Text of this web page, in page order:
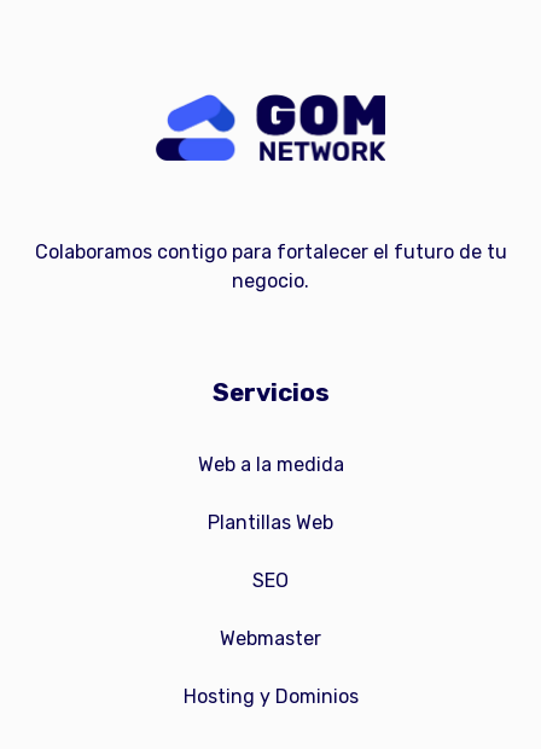
Colaboramos contigo para fortalecer el futuro de tu
negocio.
Servicios
Web a la medida
Plantillas Web
SEO
Webmaster
Hosting y Dominios